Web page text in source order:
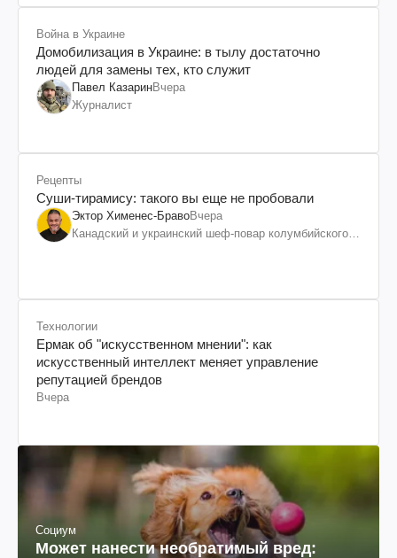
Война в Украине
Домобилизация в Украине: в тылу достаточно
людей для замены тех, кто служит
Павел КазаринВчера
Журналист
Рецепты
Суши-тирамису: такого вы еще не пробовали
Эктор Хименес-БравоВчера
Канадский и украинский шеф-повар колумбийского
Технологии
Ермак об "искусственном мнении": как
искусственный интеллект меняет управление
репутацией брендов
Вчера
Социум
Может нанести необратимый вред: